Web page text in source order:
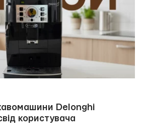
кавомашини Delonghi
користувача